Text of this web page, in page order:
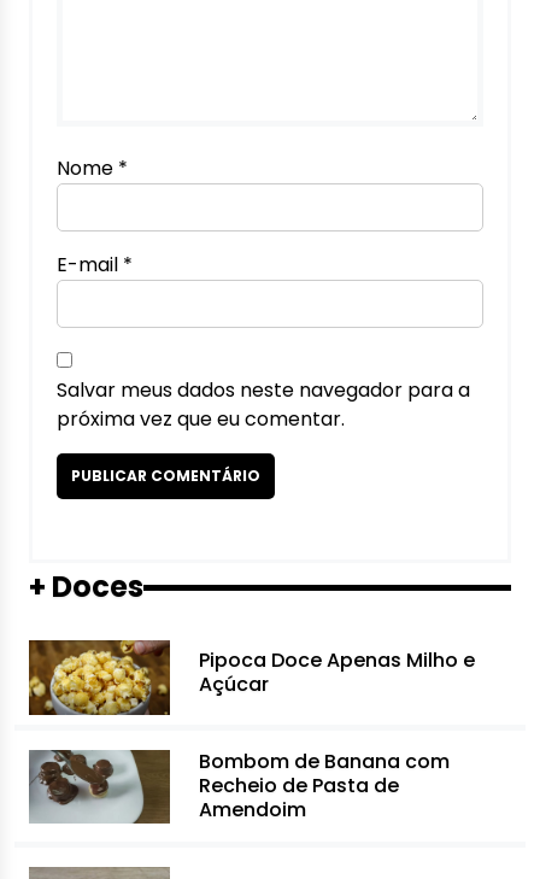
Nome *
E-mail *
Salvar meus dados neste navegador para a
próxima vez que eu comentar.
+ Doces
Pipoca Doce Apenas Milho e
Açúcar
Bombom de Banana com
Recheio de Pasta de
Amendoim